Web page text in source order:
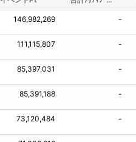
146,982,269 -
111,115,807 -
85,397,031 -
85,391,188 -
73,120,484 -